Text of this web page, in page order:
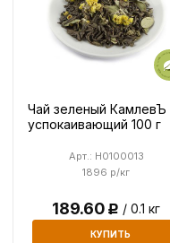
Чай зеленый КамлевЪ
успокаивающий 100 г
1896 р/кг
Арт.: H0100013
189.60Р / 0.1 кг
КУПИТЬ